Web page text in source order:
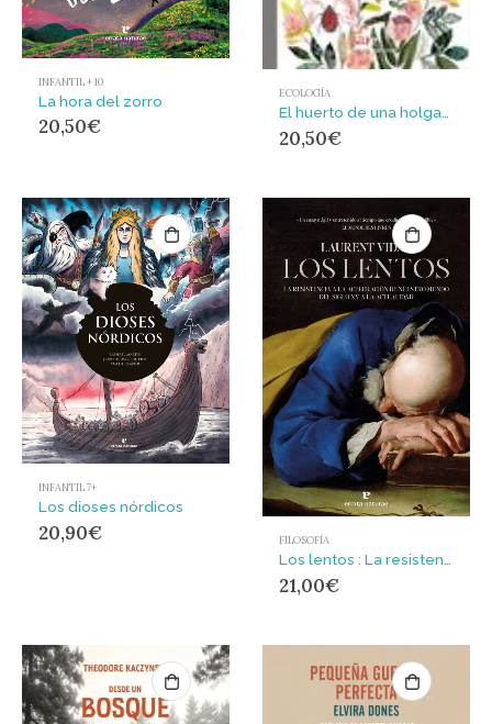
INFANTIL + 10
La hora del zorro
20,50€
ECOLOGÍA
El huerto de una holgazana : Confesiones de una aprendiz
20,50€
INFANTIL 7+
Los dioses nórdicos
20,90€ FILOSOFÍA
Los lentos : La resistencia a la aceleración de nuestro mundo del siglo XV a la actualidad
21,00€